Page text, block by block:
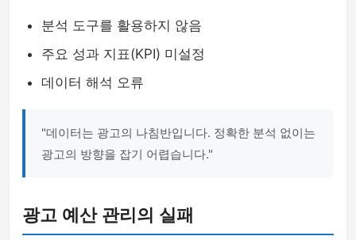
분석 도구를 활용하지 않음
주요 성과 지표(KPI) 미설정
데이터 해석 오류
"데이터는 광고의 나침반입니다. 정확한 분석 없이는
광고의 방향을 잡기 어렵습니다."
광고 예산 관리의 실패